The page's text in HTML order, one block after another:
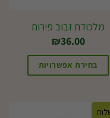
מלכודת זבוב פירות
₪36.00
בחירת אפשרויות